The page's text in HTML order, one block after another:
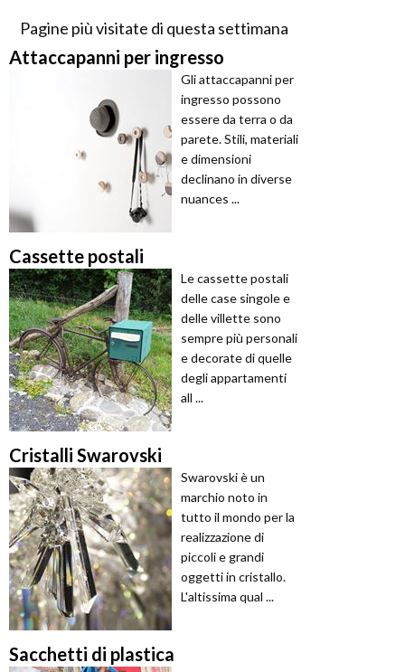
Pagine più visitate di questa settimana
Attaccapanni per ingresso
Gli attaccapanni per
ingresso possono
essere da terra o da
parete. Stili, materiali
e dimensioni
declinano in diverse
nuances ...
Cassette postali
Le cassette postali
delle case singole e
delle villette sono
sempre più personali
e decorate di quelle
degli appartamenti
all ...
Cristalli Swarovski
Swarovski è un
marchio noto in
tutto il mondo per la
realizzazione di
piccoli e grandi
oggetti in cristallo.
L'altissima qual ...
Sacchetti di plastica